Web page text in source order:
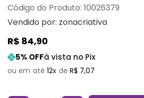
: 10026379
Vendido por: zonacriativa
R$ 84,90
5% OFFà vista no Pix
12 R$ 7,07